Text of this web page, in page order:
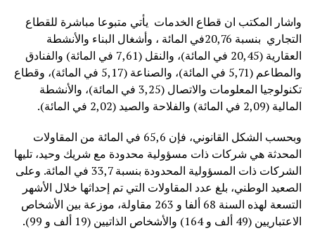
واشار المكتب ان قطاع الخدمات يأتي متبوعا مباشرة للقطاع
التجاري بنسبة 20,76في المائة ، وأشغال البناء والأنشطة
العقارية (20,45 في المائة)، والنقل (7,61 في المائة) والفنادق
والمطاعم (5,71 في المائة)، والصناعة (5,17 في المائة)، وقطاع
تكنولوجيا المعلومات والاتصال (3,25 في المائة)، والأنشطة
المالية (2,09 في المائة) والفلاحة والصيد (2,02 في المائة).
وبحسب الشكل القانوني، فإن 65,6 في المائة من المقاولات
المحدثة هي شركات ذات مسؤولية محدودة مع شريك وحيد، تليها
الشركات ذات المسؤولية المحدودة بنسبة 33,7 في المائة. وعلى
الصعيد الوطني، بلغ عدد المقاولات التي تم إحداثها خلال الأشهر
التسعة لهذه السنة 68 ألفا و 263 مقاولة، موزعة بين الأشخاص
الاعتباريين (49 ألف و 164) والأشخاص الذاتيين (19 ألف و 99).